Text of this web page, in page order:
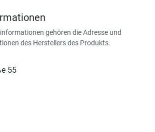
gehören die Adresse und
des Herstellers des Produkts.
55